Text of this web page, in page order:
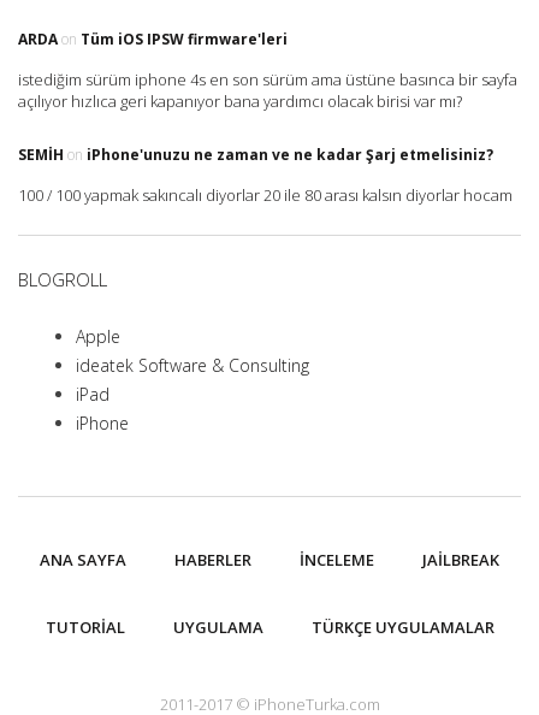
ARDAon Tüm iOS IPSW firmware'leri
istediğim sürüm iphone 4s en son sürüm ama üstüne basınca bir sayfa
açılıyor hızlıca geri kapanıyor bana yardımcı olacak birisi var mı?
SEMIH on iPhone'unuzu ne zaman ve ne kadar Şarj etmelisiniz?
100 / 100 yapmak sakıncalı diyorlar 20 ile 80 arası kalsın diyorlar hocam
BLOGROLL
Apple
ideatek Software & Consulting
iPad
iPhone
ANA SAYFA HABERLER İNCELEME JAILBREAK
TUTORIAL UYGULAMA TÜRKÇE UYGULAMALAR
2011-2017 © iPhoneTurka.com